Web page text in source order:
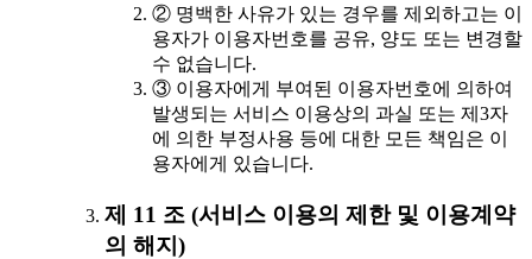
② 명백한 사유가 있는 경우를 제외하고는 이
용자가 이용자번호를 공유, 양도 또는 변경할
수 없습니다.
③ 이용자에게 부여된 이용자번호에 의하여
발생되는 서비스 이용상의 과실 또는 제3자
에 의한 부정사용 등에 대한 모든 책임은 이
용자에게 있습니다.
제 11 조 (서비스 이용의 제한 및 이용계약
의 해지)